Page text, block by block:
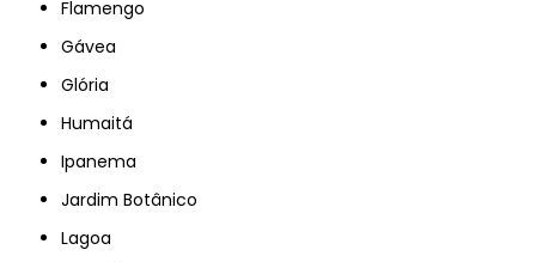
Flamengo
Gávea
Glória
Humaitá
Ipanema
Jardim Botânico
Lagoa